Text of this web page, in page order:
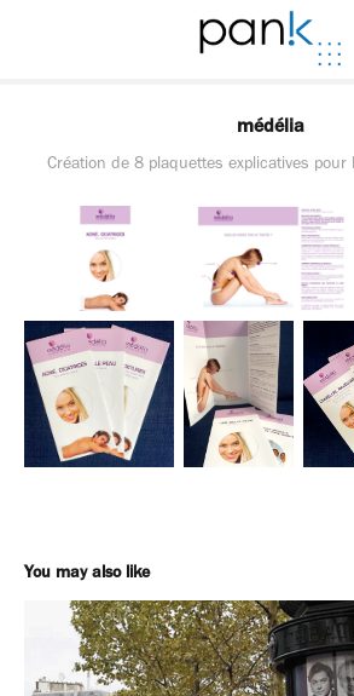
médélia
Création de 8 plaquettes explicatives
You may also like